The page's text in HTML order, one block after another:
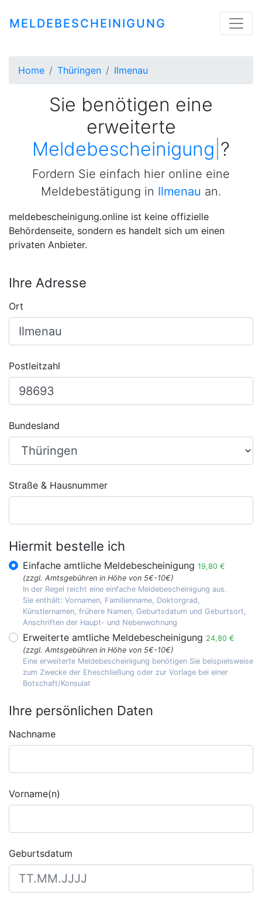
MELDEBESCHEINIGUNG
Home Thüringen Ilmenau
Sie benötigen eine
erweiterte
|?
Fordern Sie einfach hier online eine
Meldebestätigung in Ilmenau an.
meldebescheinigung.online ist keine offizielle
Behördenseite, sondern es handelt sich um einen
privaten Anbieter.
Ihre Adresse
Ort
Postleitzahl
Bundesland
Straße & Hausnummer
Hiermit bestelle ich
Einfache amtliche Meldebescheinigung 19,80 €
(zzgl. Amtsgebühren in Höhe von 5€-10€)
In der Regel reicht eine einfache Meldebescheinigung aus.
Sie enthält: Vornamen, Familienname, Doktorgrad,
Künstlernamen, frühere Namen, Geburtsdatum und Geburtsort,
Anschriften der Haupt- und Nebenwohnung
Erweiterte amtliche Meldebescheinigung 24,80 €
(zzgl. Amtsgebühren in Höhe von 5€-10€)
Eine erweiterte Meldebescheinigung benötigen Sie beispielsweise
zum Zwecke der Eheschließung oder zur Vorlage bei einer
Botschaft/Konsulat
Ihre persönlichen Daten
Nachname
Vorname(n)
Geburtsdatum